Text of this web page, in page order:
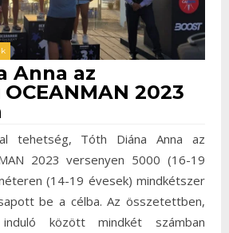
Anna az
2023
tehetség, Tóth Diána Anna az
2023 versenyen 5000 (16-19
(14-19 évesek) mindkétszer
be a célba. Az összetettben,
között mindkét számban